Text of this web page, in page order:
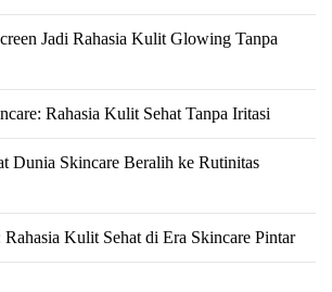
Jadi Rahasia Kulit Glowing Tanpa
Rahasia Kulit Sehat Tanpa Iritasi
Dunia Skincare Beralih ke Rutinitas
Kulit Sehat di Era Skincare Pintar